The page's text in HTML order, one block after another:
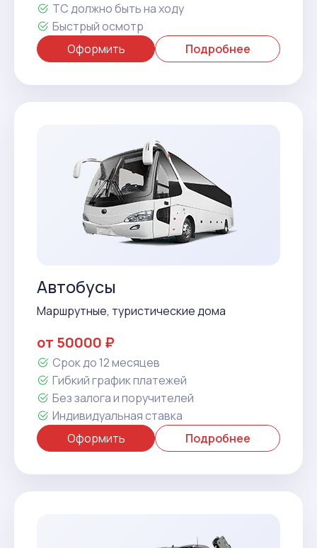
ТС должно быть на ходу
Быстрый осмотр
Оформить
Подробнее
Автобусы
Маршрутные, туристические дома
от 50000 ₽
Срок до 12 месяцев
Гибкий график платежей
Без залога и поручителей
Индивидуальная ставка
Оформить
Подробнее